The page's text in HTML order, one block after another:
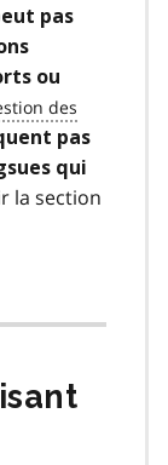
pas
ou
pas
qui
la section